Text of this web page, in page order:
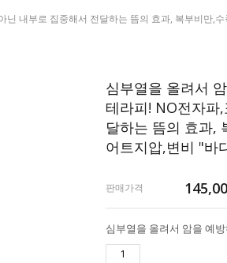
내부로 집중해서 전달하는 뜸의 효과, 복부비만,
심부열을 올려서
테라피! NO전자파
달하는 뜸의 효과,
어트지압,변비 "바
판매가격